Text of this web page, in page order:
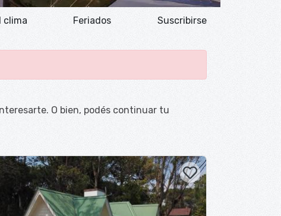
clima Feriados Suscribirse
O bien, podés continuar tu